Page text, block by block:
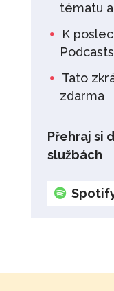
tématu
K
Podcasts
Tato
zdarma
Přehraj si
službách